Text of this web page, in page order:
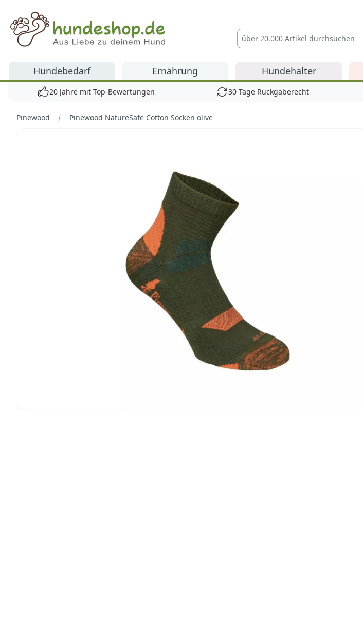
Hundeshop.de
Hundebedarf Ernährung Hundehalter
20 Jahre mit Top-Bewertungen 30 Tage Rückgaberecht
Pinewood Pinewood NatureSafe Cotton Socken olive